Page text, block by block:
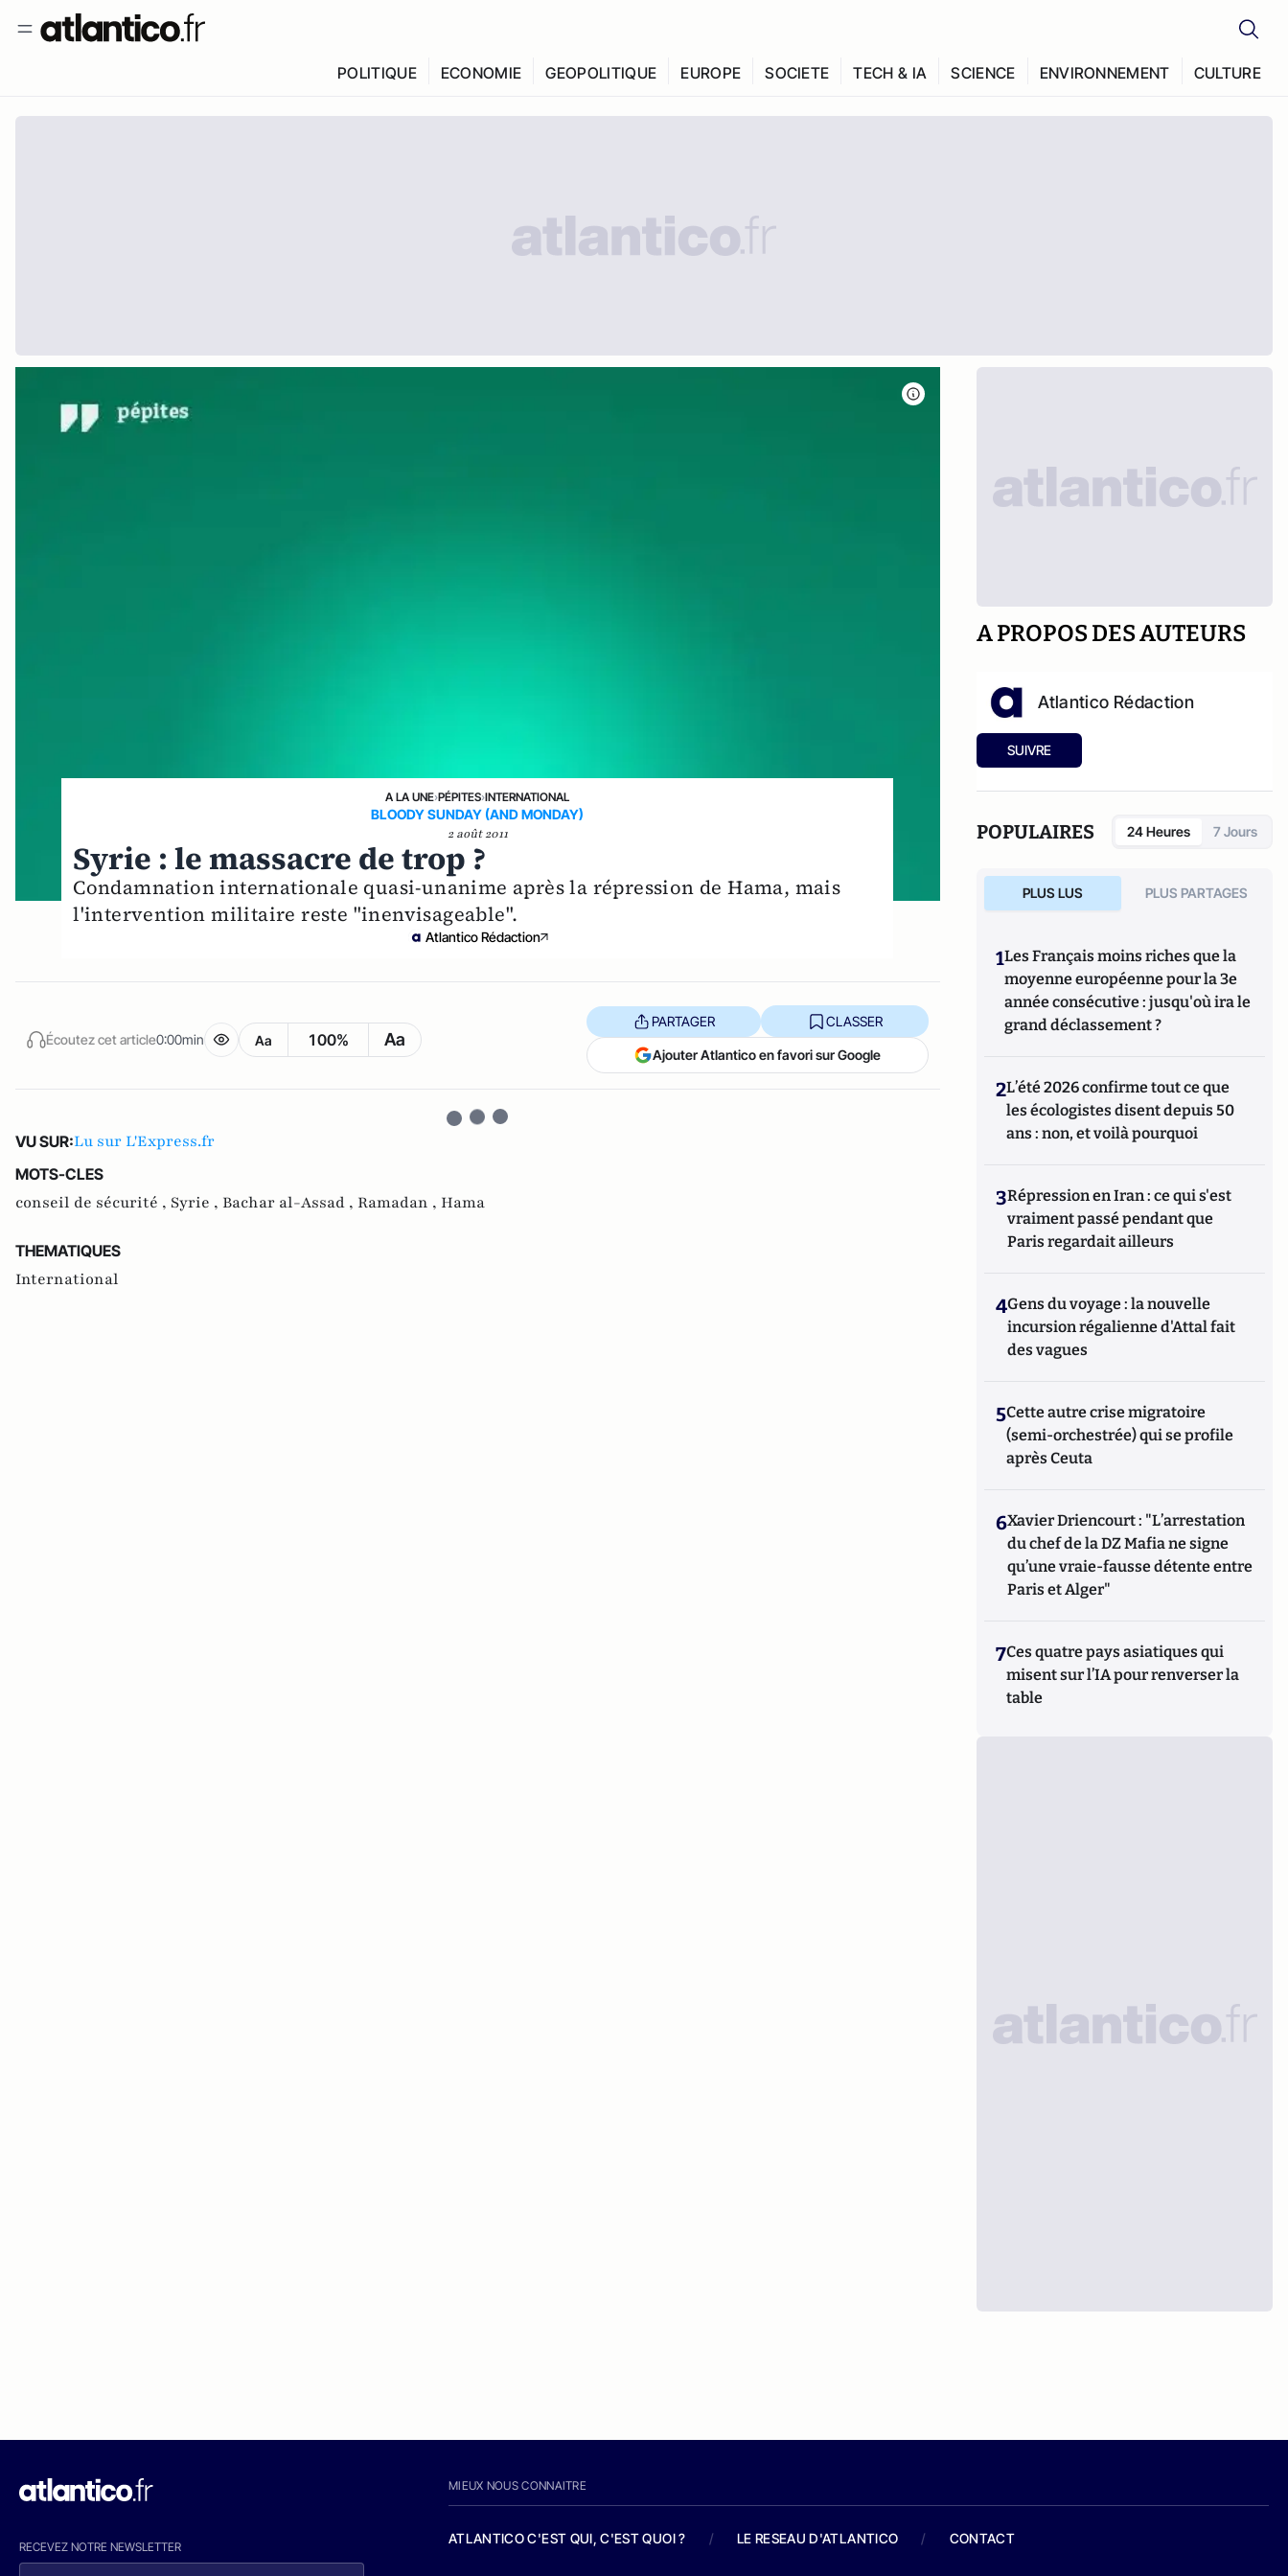
POLITIQUE ECONOMIE GEOPOLITIQUE EUROPE SOCIETE TECH & IA SCIENCE ENVIRONNEMENT CULTURE
A LA UNE›PÉPITES›INTERNATIONAL
BLOODY SUNDAY (AND MONDAY)
2 août 2011
Syrie : le massacre de trop ?
Condamnation internationale quasi-unanime après la répression de Hama, mais
l'intervention militaire reste "inenvisageable".
Atlantico Rédaction
Écoutez cet article0:00min Aa 100% Aa
PARTAGER CLASSER
Ajouter Atlantico en favori sur Google
VU SUR:Lu sur L'Express.fr
MOTS-CLES
conseil de sécurité , Syrie , Bachar al-Assad , Ramadan , Hama
THEMATIQUES
International
A PROPOS DES AUTEURS
Atlantico Rédaction
SUIVRE
POPULAIRES 24 Heures 7 Jours
PLUS LUS PLUS PARTAGES
1Les Français moins riches que la
moyenne européenne pour la 3e
année consécutive : jusqu'où ira le
grand déclassement ?
2L’été 2026 confirme tout ce que
les écologistes disent depuis 50
ans : non, et voilà pourquoi
3Répression en Iran : ce qui s'est
vraiment passé pendant que
Paris regardait ailleurs
4Gens du voyage : la nouvelle
incursion régalienne d'Attal fait
des vagues
5Cette autre crise migratoire
(semi-orchestrée) qui se profile
après Ceuta
6Xavier Driencourt : "L’arrestation
du chef de la DZ Mafia ne signe
qu’une vraie-fausse détente entre
Paris et Alger"
7Ces quatre pays asiatiques qui
misent sur l’IA pour renverser la
table
RECEVEZ NOTRE NEWSLETTER
MIEUX NOUS CONNAITRE
ATLANTICO C'EST QUI, C'EST QUOI ? / LE RESEAU D'ATLANTICO / CONTACT